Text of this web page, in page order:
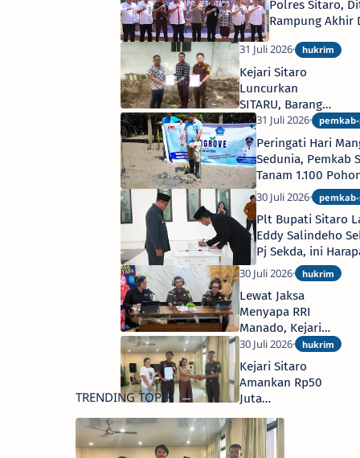
Polres Sitaro,
Rampung Akhir
Kejari Sitaro
Luncurkan
SITARU, Barang
Bukti Inkracht
Diantar Gratis
Sampai Rumah
Peringati Hari
Sedunia, Pemkab
Tanam 1.100
Siau Barat Selatan
Plt Bupati Sitaro
Eddy Salindeho
Pj Sekda, ini
Lewat Jaksa
Menyapa RRI
Manado, Kejari
Sitaro Edukasi
Masyarakat
Terkait "Kumpul
Kebo" dalam
KUHP Nasional
Kejari Sitaro
Amankan Rp50
Juta
Pengembalian
Kasus Korupsi
RKB SMAN 1 Siau
TRENDING TOPIK